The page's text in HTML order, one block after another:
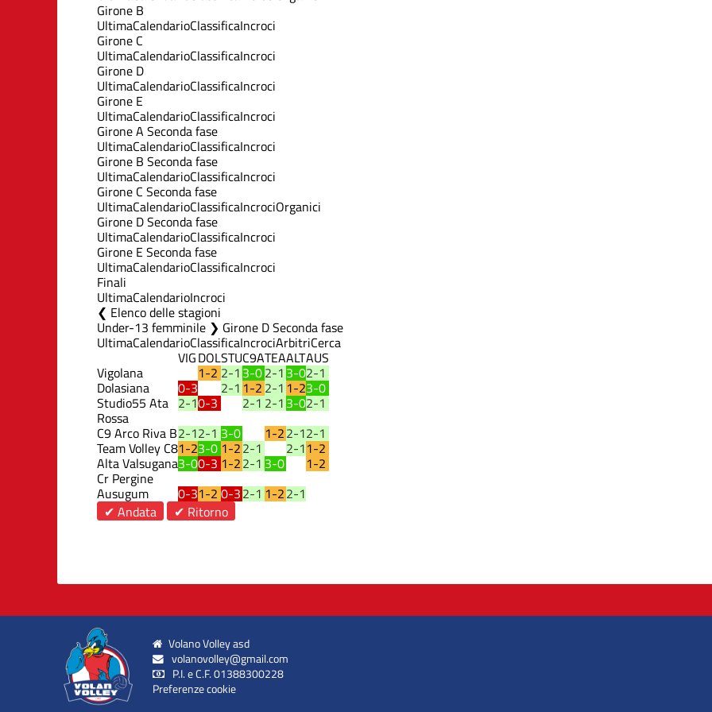
Girone B
UltimaCalendarioClassificaIncroci
Girone C
UltimaCalendarioClassificaIncroci
Girone D
UltimaCalendarioClassificaIncroci
Girone E
UltimaCalendarioClassificaIncroci
Girone A Seconda fase
UltimaCalendarioClassificaIncroci
Girone B Seconda fase
UltimaCalendarioClassificaIncroci
Girone C Seconda fase
UltimaCalendarioClassificaIncrociOrganici
Girone D Seconda fase
UltimaCalendarioClassificaIncroci
Girone E Seconda fase
UltimaCalendarioClassificaIncroci
Finali
UltimaCalendarioIncroci
Elenco delle stagioni
Under-13 femminile ❯ Girone D Seconda fase
UltimaCalendarioClassificaIncrociArbitriCerca
VIGDOLSTUC9ATEAALTAUS
Vigolana 1-2 2-1 3-02-1 3-02-1
Dolasiana 0-3 2-1 1-2 2-1 1-23-0
Studio55 Ata
Rossa
2-10-3 2-1 2-1 3-02-1
C9 Arco Riva B2-12-1 3-0 1-22-12-1
Team Volley C81-23-0 1-22-1 2-11-2
Alta Valsugana
Cr Pergine
3-00-3 1-22-1 3-0
1-2
Ausugum
0-31-2 0-32-1 1-22-1
✔ Andata
✔ Ritorno
Volano Volley asd
volanovolley@gmail.com
P.I. e C.F. 01388300228
Preferenze cookie